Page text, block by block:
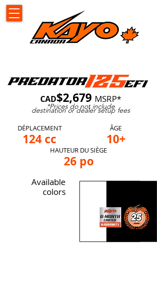
CAD$2,679 MSRP*
*Prices do not include
destinationor dealer setup fees
DÉPLACEMENT
124 cc
ÂGE
10+
HAUTEUR DU SIÈGE
26 po
Available
colors